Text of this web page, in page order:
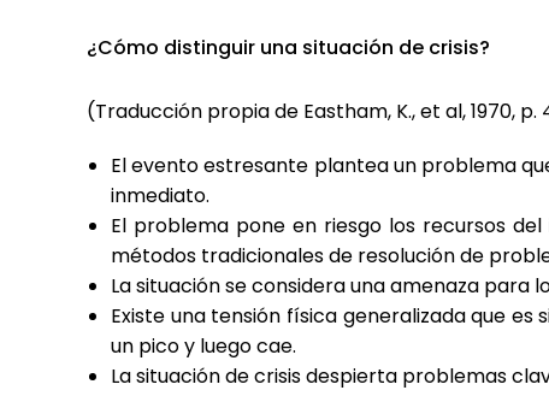
¿Cómo distinguir una situación de crisis?
(Traducción propia de Eastham, K., et al, 1970, p.
El evento estresante plantea un problema
inmediato.
El problema pone en riesgo los recursos
métodos tradicionales de resolución de
La situación se considera una amenaza para
Existe una tensión física generalizada que
un pico y luego cae.
La situación de crisis despierta problemas